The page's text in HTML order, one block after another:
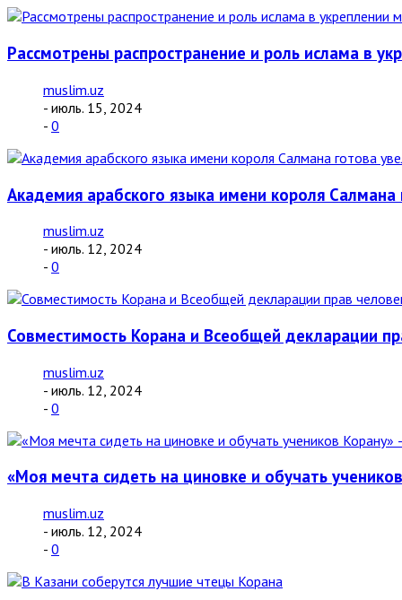
Рассмотрены распространение и роль ислама в
muslim.uz
- июль. 15, 2024
- 0
Академия арабского языка имени короля
muslim.uz
- июль. 12, 2024
- 0
Совместимость Корана и Всеобщей декларации
muslim.uz
- июль. 12, 2024
- 0
«Моя мечта сидеть на циновке и обучать
muslim.uz
- июль. 12, 2024
- 0